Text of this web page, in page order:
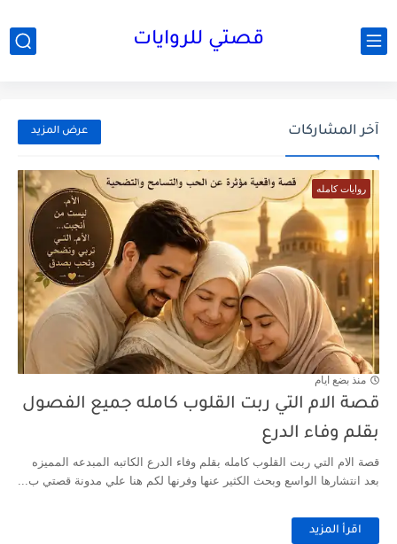
قصتي للروايات
آخر المشاركات عرض المزيد
روايات كامله
منذ بضع ايام
قصة الام التي ربت القلوب كامله جميع الفصول
بقلم وفاء الدرع
قصة الام التي ربت القلوب كامله بقلم وفاء الدرع الكاتبه المبدعه المميزه
بعد انتشارها الواسع وبحث الكثير عنها وفرنها لكم هنا علي مدونة قصتي ب...
اقرأ المزيد